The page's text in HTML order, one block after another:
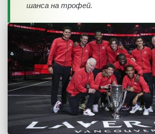
шанса на трофей.